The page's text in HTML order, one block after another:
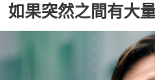
如果突然之間有大